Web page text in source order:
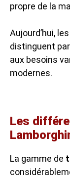
propre de la
Aujourd’hui,
distinguent
aux besoins
modernes.
Les
La gamme de